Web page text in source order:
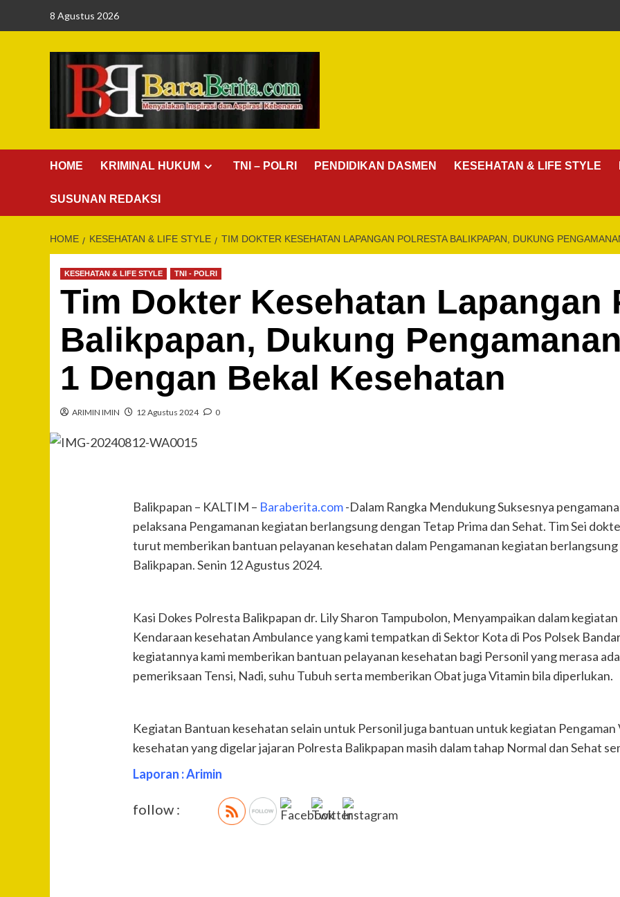
8 Agustus 2026
HOME KRIMINAL HUKUM TNI – POLRI PENDIDIKAN DASMEN KESEHATAN & LIFE STYLE
SUSUNAN REDAKSI
HOME KESEHATAN & LIFE STYLE TIM DOKTER KESEHATAN LAPANGAN POLRESTA BALIKPAPAN, DUKUNG
KESEHATAN & LIFE STYLE TNI - POLRI
Tim Dokter Kesehatan Lapangan
Balikpapan, Dukung
1 Dengan Bekal Kesehatan
ARIMIN IMIN 12 Agustus 2024 0
Balikpapan – KALTIM – Baraberita.com-Dalam Rangka Mendukung Suksesnya
pelaksana Pengamanan kegiatan berlangsung dengan Tetap Prima dan Sehat. Tim Sei
turut memberikan bantuan pelayanan kesehatan dalam Pengamanan kegiatan
Balikpapan. Senin 12 Agustus 2024.
Kasi Dokes Polresta Balikpapan dr. Lily Sharon Tampubolon, Menyampaikan dalam
Kendaraan kesehatan Ambulance yang kami tempatkan di Sektor Kota di Pos Polsek
kegiatannya kami memberikan bantuan pelayanan kesehatan bagi Personil yang merasa
pemeriksaan Tensi, Nadi, suhu Tubuh serta memberikan Obat juga Vitamin bila diperlukan.
Kegiatan Bantuan kesehatan selain untuk Personil juga bantuan untuk kegiatan Pengaman
kesehatan yang digelar jajaran Polresta Balikpapan masih dalam tahap Normal dan Sehat
Laporan : Arimin
follow :